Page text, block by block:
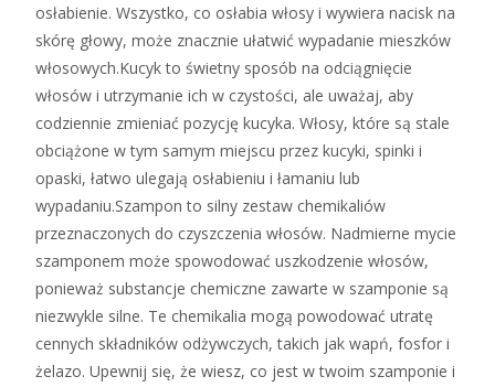
osłabienie. Wszystko, co osłabia włosy i wywiera nacisk na
skórę głowy, może znacznie ułatwić wypadanie mieszków
włosowych.Kucyk to świetny sposób na odciągnięcie
włosów i utrzymanie ich w czystości, ale uważaj, aby
codziennie zmieniać pozycję kucyka. Włosy, które są stale
obciążone w tym samym miejscu przez kucyki, spinki i
opaski, łatwo ulegają osłabieniu i łamaniu lub
wypadaniu.Szampon to silny zestaw chemikaliów
przeznaczonych do czyszczenia włosów. Nadmierne mycie
szamponem może spowodować uszkodzenie włosów,
ponieważ substancje chemiczne zawarte w szamponie są
niezwykle silne. Te chemikalia mogą powodować utratę
cennych składników odżywczych, takich jak wapń, fosfor i
żelazo. Upewnij się, że wiesz, co jest w twoim szamponie i